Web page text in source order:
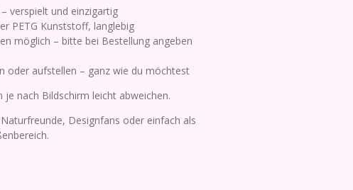
verspielt und einzigartig
PETG Kunststoff, langlebig
möglich – bitte bei Bestellung angeben
oder aufstellen – ganz wie du möchtest
je nach Bildschirm leicht abweichen.
Designfans oder einfach als